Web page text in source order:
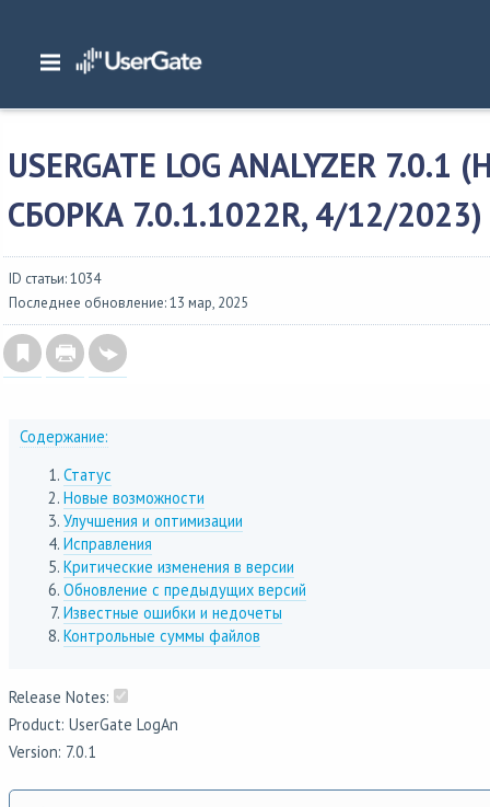
Главная/ Описание версий/UserGate SUMMA
7.0.1 (hotfix сборка 7.0.1.1022R, 4/12/2023)
USERGATE LOG ANALYZER 7.0.1
СБОРКА 7.0.1.1022R, 4/12/2023)
ID статьи: 1034
Последнее обновление: 13 мар, 2025
Содержание:
Статус
Новые возможности
Улучшения и оптимизации
Исправления
Критические изменения в версии
Обновление с предыдущих версий
Известные ошибки и недочеты
Контрольные суммы файлов
Release Notes:
Product: UserGate LogAn
Version: 7.0.1